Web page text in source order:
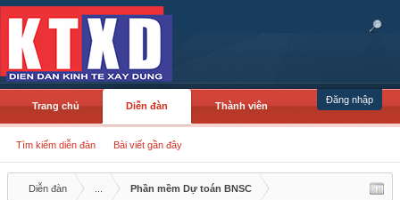
Đăng nhập
Trang chủ Diễn đàn
Tìm kiếm diễn đàn Bài viết gần đây
Thành viên
Diễn đàn Phần mềm Dự toán BNSC